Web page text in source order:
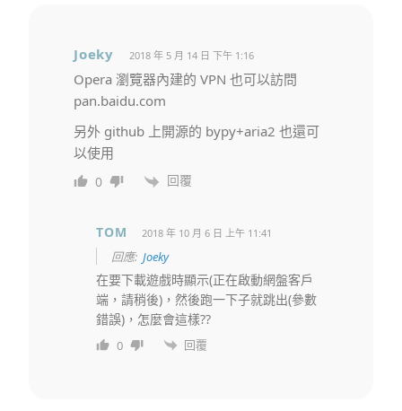
Joeky 2018 年 5 月 14 日 下午 1:16
Opera 瀏覽器內建的 VPN 也可以訪問
pan.baidu.com
另外 github 上開源的 bypy+aria2 也還可
以使用
0 回覆
TOM 2018 年 10 月 6 日 上午 11:41
回應:Joeky
在要下載遊戲時顯示(正在啟動網盤客戶
端，請稍後)，然後跑一下子就跳出(參數
錯誤)，怎麼會這樣??
0 回覆